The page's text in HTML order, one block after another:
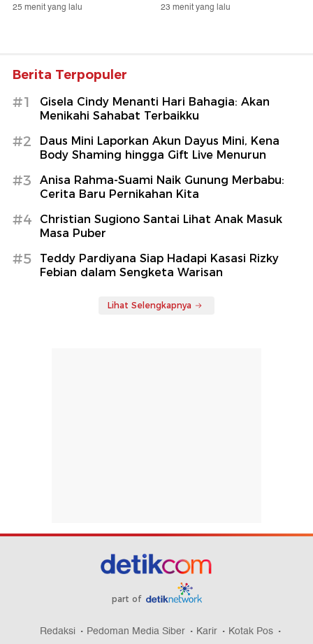
25 menit yang lalu 23 menit yang lalu
Berita Terpopuler
#1
Gisela Cindy Menanti Hari Bahagia: Akan
Menikahi Sahabat Terbaikku
#2
Daus Mini Laporkan Akun Dayus Mini, Kena
Body Shaming hingga Gift Live Menurun
#3
Anisa Rahma-Suami Naik Gunung Merbabu:
Cerita Baru Pernikahan Kita
#4
Christian Sugiono Santai Lihat Anak Masuk
Masa Puber
#5
Teddy Pardiyana Siap Hadapi Kasasi Rizky
Febian dalam Sengketa Warisan
Lihat Selengkapnya
part of
Redaksi Pedoman Media Siber Karir
Kotak Pos